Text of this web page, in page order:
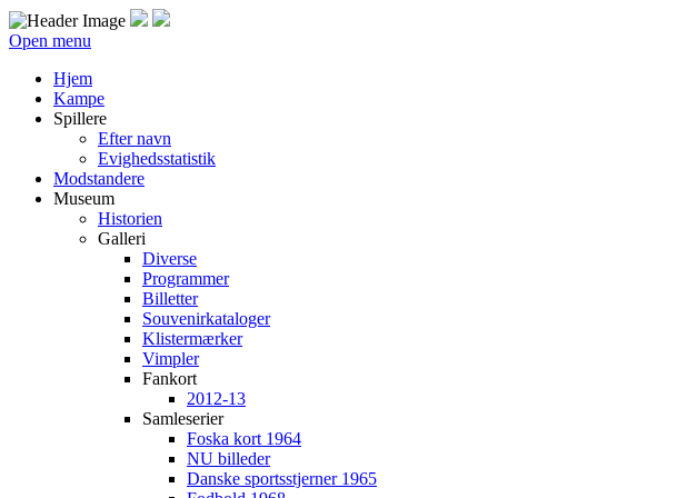
Open menu
Hjem
Kampe
Spillere
Efter navn
Evighedsstatistik
Modstandere
Museum
Historien
Galleri
Diverse
Programmer
Billetter
Souvenirkataloger
Klistermærker
Vimpler
Fankort
2012-13
Samleserier
Foska kort 1964
NU billeder
Danske sportsstjerner 1965